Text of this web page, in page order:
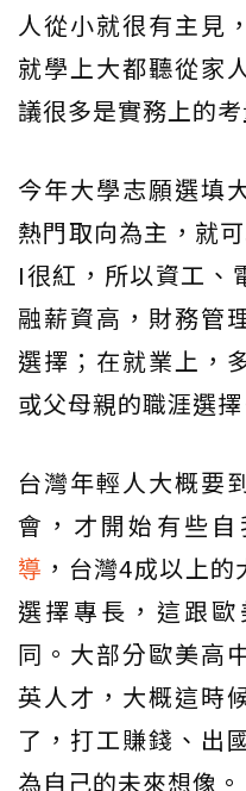
人從小就很有主見
就學上大都聽從家
議很多是實務上的考
今年大學志願選填
熱門取向為主，就
I很紅，所以資工、
融薪資高，財務管
選擇；在就業上，
或父母親的職涯選
台灣年輕人大概要
會，才開始有些
導 ，台灣4成以上
選擇專長，這跟
同。大部分歐美高
英人才，大概這時
了，打工賺錢、出
為自己的未來想像。